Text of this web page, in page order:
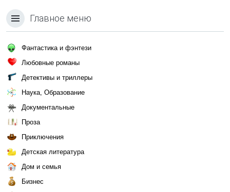
Главное меню
Фантастика и фэнтези
Любовные романы
Детективы и триллеры
Наука, Образование
Документальные
Проза
Приключения
Детская литература
Дом и семья
Бизнес